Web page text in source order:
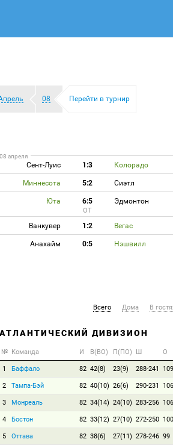
08 Перейти в турнир
08 апреля
Сент-Луис 1:3 Колорадо
Миннесота 5:2 Сиэтл
Юта 6:5 Эдмонтон
ОТ
Ванкувер 1:2 Вегас
Анахайм 0:5 Нэшвилл
Всего Дома В
АТЛАНТИЧЕСКИЙ ДИВИЗИОН
№ Команда И В(ВО) П(ПО) Ш О
1 Баффало 82 42(8) 23(9) 288-241 109
2 Тампа-Бэй 82 40(10) 26(6) 290-231 106
3 Монреаль 82 34(14) 24(10) 283-256 106
4 Бостон 82 33(12) 27(10) 272-250 100
5 Оттава 82 38(6) 27(11) 278-246 99